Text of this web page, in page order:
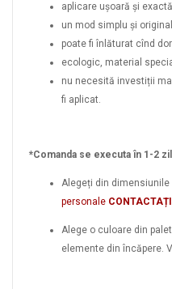
aplicare ușoară și
un mod simplu și
poate fi înlăturat cînd
ecologic, material
nu necesită investiții
fi aplicat.
*Comanda se executa în 1-2
Alegeți din dimensiunile
personale
Alege o culoare din
elemente din încăpere.